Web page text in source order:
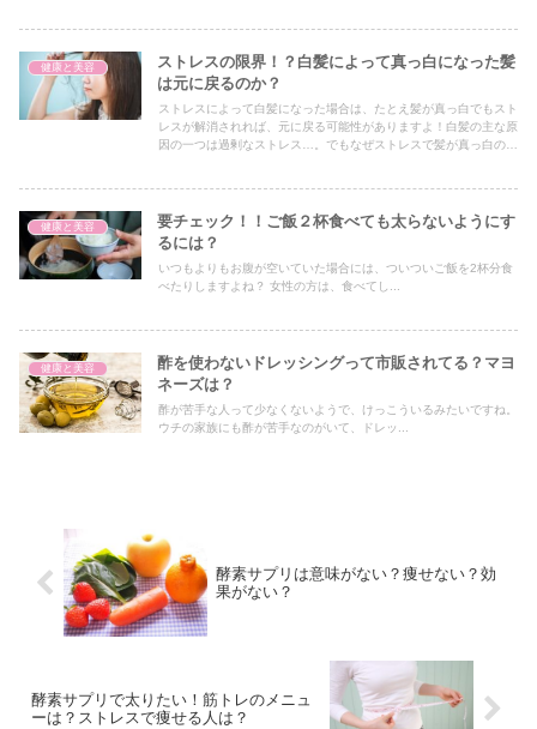
健康と美容
ストレスの限界！？白髪によって真っ白になった髪
は元に戻るのか？
ストレスによって白髪になった場合は、たとえ髪が真っ白でもスト
レスが解消されれば、元に戻る可能性がありますよ！白髪の主な原
因の一つは過剰なストレス…。でもなぜストレスで髪が真っ白の白
健康と美容
要チェック！！ご飯２杯食べても太らないようにす
るには？
いつもよりもお腹が空いていた場合には、ついついご飯を2杯分食
べたりしますよね？ 女性の方は、食べてし...
健康と美容
酢を使わないドレッシングって市販されてる？マヨ
ネーズは？
酢が苦手な人って少なくないようで、けっこういるみたいですね。
ウチの家族にも酢が苦手なのがいて、ドレッ...
酵素サプリは意味がない？痩せない？効
果がない？
酵素サプリで太りたい！筋トレのメニュ
ーは？ストレスで痩せる人は？